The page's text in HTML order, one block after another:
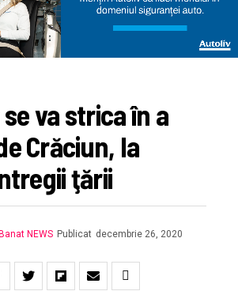
va strica în a
Crăciun, la
ţării
Banat NEWS Publicat decembrie 26, 2020